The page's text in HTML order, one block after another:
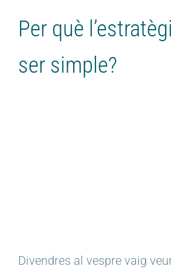
Per què
ser simple?
Divendres al vespre vaig